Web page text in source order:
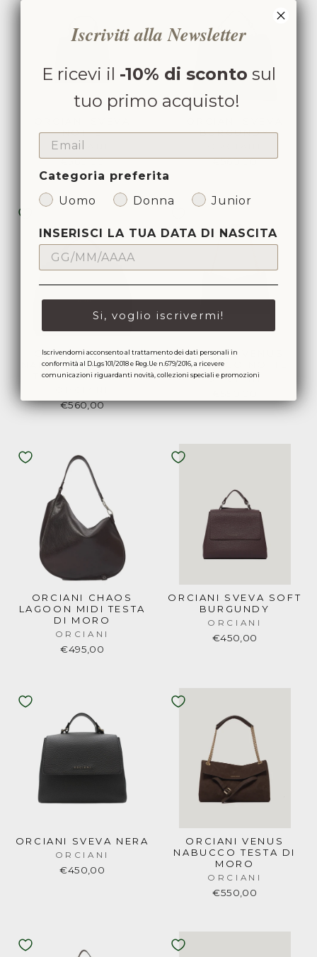
NOTTE
ORCIANI
€560,00
BURGUNDY
€560,00
ORCIANI SVEVA
NABUCCO PICCOLA
TESTA DI MORO
€560,00
ORCIANI VENUS
NABUCCO NOTTE
ORCIANI
ORCIANI CHAOS
LAGOON MIDI TESTA
DI MORO
ORCIANI
€495,00
ORCIANI SVEVA SOFT
BURGUNDY
ORCIANI
€450,00
ORCIANI SVEVA NERA
ORCIANI
€450,00
ORCIANI VENUS
NABUCCO TESTA DI
MORO
ORCIANI
€550,00
Iscriviti alla Newsletter
E ricevi il -10% di sconto sul
tuo primo acquisto!
EMAIL
Categoria preferita
Uomo
Donna Junior
INSERISCI LA TUA DATA DI NASCITA
Si, voglio iscrivermi!
Iscrivendomi acconsento al trattamento dei dati personali in
conformità al D.Lgs 101/2018 e Reg.Ue n.679/2016, a ricevere
comunicazioni riguardanti novità, collezioni speciali e promozioni